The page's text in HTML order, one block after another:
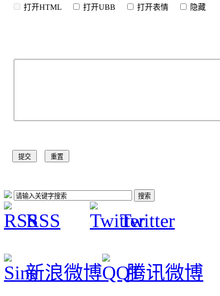
打开HTML 打开UBB 打开表情 隐
RSS Twitter
新浪微博 腾讯微博